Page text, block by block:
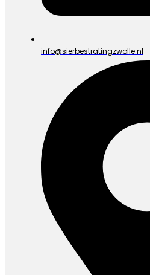
info@sierbestratingzwolle.nl